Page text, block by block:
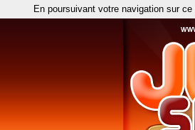
En poursuivant votre navigation sur